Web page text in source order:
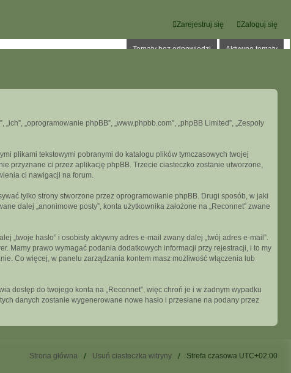
Zaloguj się
Zarejestruj się
Tematy bez odpowiedzi Aktywne tematy
„oprogramowanie phpBB”, „www.phpbb.com”, „phpBB Limited”, „Zespoły
plikami tekstowymi pobranymi do katalogu plików tymczasowych twojej
przyznane ci przez aplikację phpBB. Trzecie ciasteczko zostanie utworzone,
ci nawigacji na forum.
tylko strony stworzone przez oprogramowanie phpBB. Drugi sposób, w jaki
dalej „anonimowe posty”, konta użytkownika założone na „Reconnet” zwane
„twoje hasło” i osobisty aktywny adres e-mail zwany dalej „twój adres e-mail”.
Mamy prawo wymagać podania dodatkowych informacji przy rejestracji, i to my
Co więcej, w panelu zarządzania kontem masz możliwość włączenia lub
dostęp do twojego konta na „Reconnet”, więc chroń je i w żadnym wypadku
danych zostanie wygenerowane nowe hasło i przesłane na podany przez
Strona główna Usuń ciasteczka witryny Strefa czasowa UTC+02:00